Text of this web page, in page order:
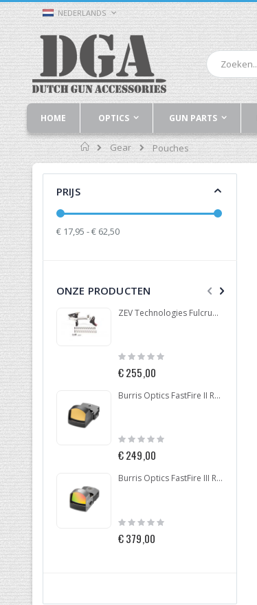
Ga
naar
de
inhoud
TAALNEDERLANDS
Zoek
HOME OPTICS GUN PARTS
Home
Gear Pouches
PRIJS
€ 17,95 - € 62,50
ONZE PRODUCTEN
ZEV Technologies Fulcrum Drop In Trigger Kit Glock .40 GEN 4
Rating:
0%
€ 255,00
Burris Optics FastFire II Red Dot 4MOA
Rating:
€ 249,00
Burris Optics FastFire III Red Dot
Rating:
0%
€ 379,00